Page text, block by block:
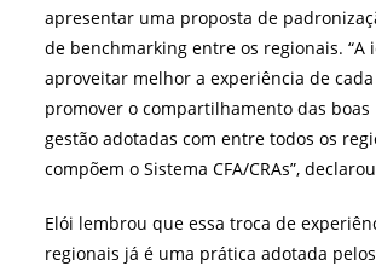
apresentar uma proposta de
de benchmarking entre os regionais. “A
aproveitar melhor a experiência de
promover o compartilhamento das
gestão adotadas com entre todos os
compõem o Sistema CFA/CRAs”,
Elói lembrou que essa troca de
regionais já é uma prática adotada pelos